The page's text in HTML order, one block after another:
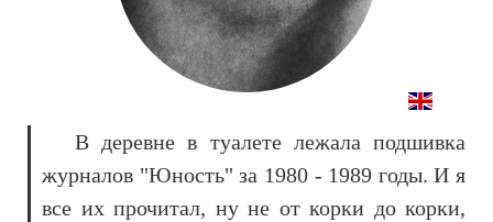
В деревне в туалете лежала подшивка
журналов "Юность" за 1980 - 1989 годы. И я
все их прочитал, ну не от корки до корки,